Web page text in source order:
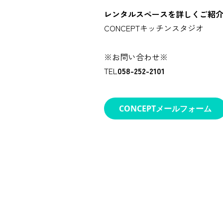
レンタルスペースを詳しくご紹
CONCEPTキッチンスタジオ
※お問い合わせ※
TEL058-252-2101
CONCEPTメールフォーム